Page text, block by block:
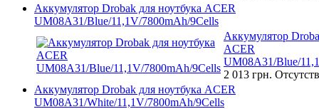
Аккумулятор Drobak для ноутбука ACER
UM08A31/Blue/11,1V/7800mAh/9Cells
Аккумулятор
ACER
UM08A31/Blue/
2 013 грн.
Аккумулятор Drobak для ноутбука ACER
UM08A31/White/11,1V/7800mAh/9Cells